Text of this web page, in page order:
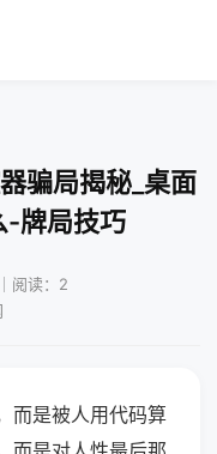
骗局揭秘_桌面
-牌局技巧
阅读：2
而是被人用代码算